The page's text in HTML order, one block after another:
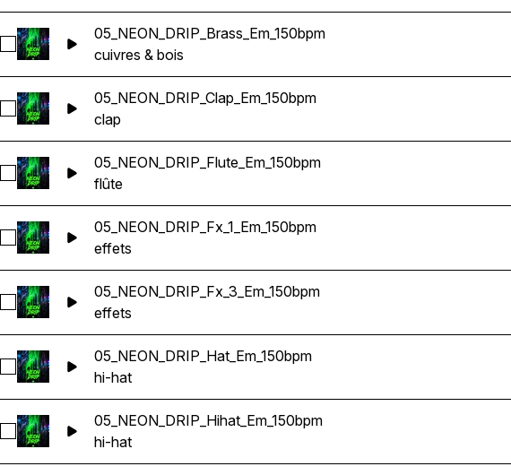
Sélectionnez 05_NEON_DRIP_Brass_Em_150bpm
05_NEON_DRIP_Brass_Em_150bpm
cuivres & bois
Sélectionnez 05_NEON_DRIP_Clap_Em_150bpm
05_NEON_DRIP_Clap_Em_150bpm
clap
Sélectionnez 05_NEON_DRIP_Flute_Em_150bpm
05_NEON_DRIP_Flute_Em_150bpm
flûte
Sélectionnez 05_NEON_DRIP_Fx_1_Em_150bpm
05_NEON_DRIP_Fx_1_Em_150bpm
effets
Sélectionnez 05_NEON_DRIP_Fx_3_Em_150bpm
05_NEON_DRIP_Fx_3_Em_150bpm
effets
Sélectionnez 05_NEON_DRIP_Hat_Em_150bpm
05_NEON_DRIP_Hat_Em_150bpm
hi-hat
Sélectionnez 05_NEON_DRIP_Hihat_Em_150bpm
05_NEON_DRIP_Hihat_Em_150bpm
hi-hat